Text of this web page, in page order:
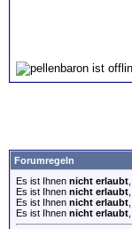
Forumregeln
Es ist Ihnen nicht erlaubt
Es ist Ihnen nicht erlaubt
Es ist Ihnen nicht erlaubt
Es ist Ihnen nicht erlaubt